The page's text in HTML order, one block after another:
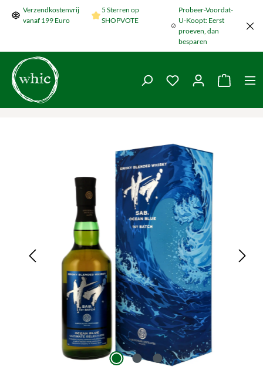
Naar de hoofdinhoud springen
Verzendkostenvrij
vanaf 199 Euro
5 Sterren op
SHOPVOTE
Probeer-Voordat-
U-Koopt: Eerst
proeven, dan
besparen
Je hebt 0 items op
De